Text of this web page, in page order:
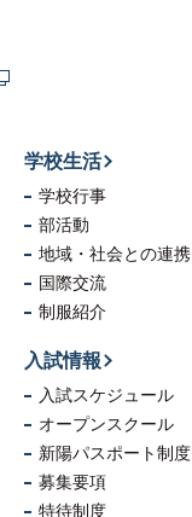
学校生活
学校行事
部活動
地域・社会との連携
国際交流
制服紹介
入試情報
入試スケジュール
オープンスクール
新陽パスポート制度
募集要項
特待制度